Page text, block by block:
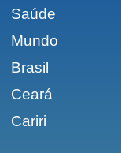
Saúde
Mundo
Brasil
Ceará
Cariri